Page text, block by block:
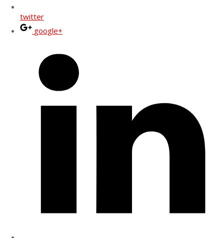
twitter
google+